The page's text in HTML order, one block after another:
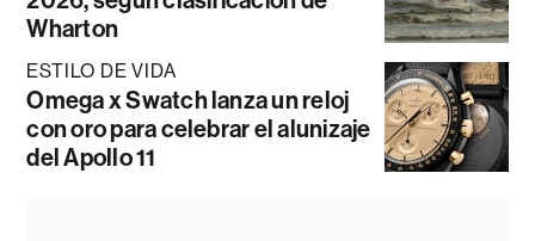
Wharton
ESTILO DE VIDA
Omega x Swatch lanza un reloj
con oro para celebrar el alunizaje
del Apollo 11